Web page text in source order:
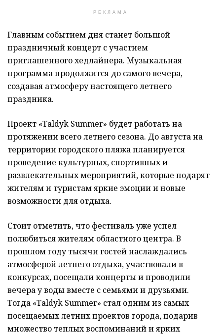
РЕКЛАМА
Главным событием дня станет большой
праздничный концерт с участием
приглашенного хедлайнера. Музыкальная
программа продолжится до самого вечера,
создавая атмосферу настоящего летнего
праздника.
Проект «Taldyk Summer» будет работать на
протяжении всего летнего сезона. До августа на
территории городского пляжа планируется
проведение культурных, спортивных и
развлекательных мероприятий, которые подарят
жителям и туристам яркие эмоции и новые
возможности для отдыха.
Стоит отметить, что фестиваль уже успел
полюбиться жителям областного центра. В
прошлом году тысячи гостей наслаждались
атмосферой летнего отдыха, участвовали в
конкурсах, посещали концерты и проводили
вечера у воды вместе с семьями и друзьями.
Тогда «Taldyk Summer» стал одним из самых
посещаемых летних проектов города, подарив
множество теплых воспоминаний и ярких